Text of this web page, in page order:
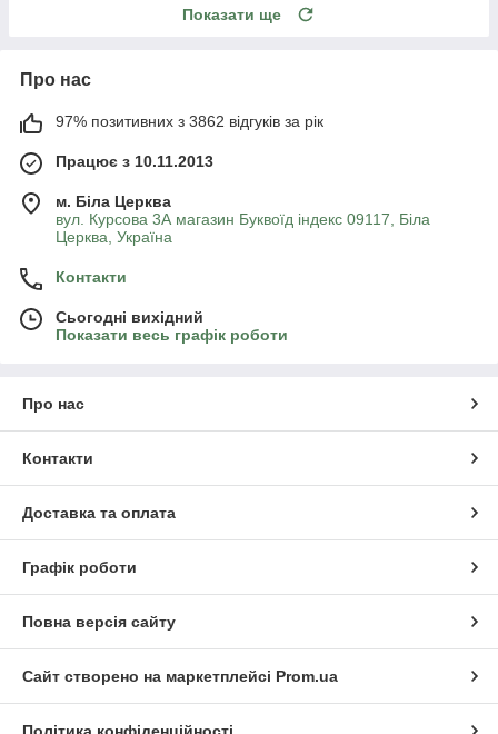
Показати ще
Про нас
97% позитивних з 3862 відгуків за рік
Працює з 10.11.2013
м. Біла Церква
вул. Курсова 3А магазин Буквоїд індекс 09117, Біла
Церква, Україна
Контакти
Сьогодні вихідний
Показати весь графік роботи
Про нас
Контакти
Доставка та оплата
Графік роботи
Повна версія сайту
Сайт створено на маркетплейсі Prom.ua